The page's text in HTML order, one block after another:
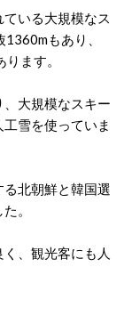
いる大規模なス
もあり、
ます。
、大規模なスキー
雪を使っていま
北朝鮮と韓国選
。
、観光客にも人